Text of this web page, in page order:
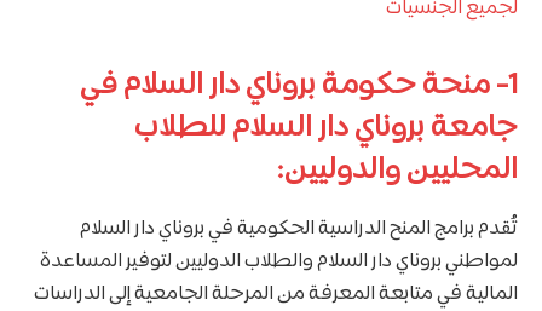
لجميع الجنسيات
1- منحة حكومة بروناي دار السلام في
جامعة بروناي دار السلام للطلاب
المحليين والدوليين:
تُقدم برامج المنح الدراسية الحكومية في بروناي دار السلام
لمواطني بروناي دار السلام والطلاب الدوليين لتوفير المساعدة
المالية في متابعة المعرفة من المرحلة الجامعية إلى الدراسات